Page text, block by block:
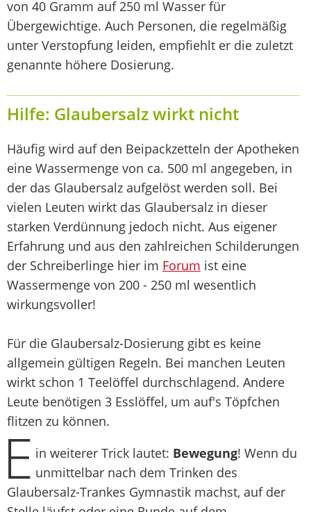
von 40 Gramm auf 250 ml Wasser für
Übergewichtige. Auch Personen, die regelmäßig
unter Verstopfung leiden, empfiehlt er die zuletzt
genannte höhere Dosierung.
Hilfe: Glaubersalz wirkt nicht
Häufig wird auf den Beipackzetteln der Apotheken
eine Wassermenge von ca. 500 ml angegeben, in
der das Glaubersalz aufgelöst werden soll. Bei
vielen Leuten wirkt das Glaubersalz in dieser
starken Verdünnung jedoch nicht. Aus eigener
Erfahrung und aus den zahlreichen Schilderungen
der Schreiberlinge hier im Forum ist eine
Wassermenge von 200 - 250 ml wesentlich
wirkungsvoller!
Für die Glaubersalz-Dosierung gibt es keine
allgemein gültigen Regeln. Bei manchen Leuten
wirkt schon 1 Teelöffel durchschlagend. Andere
Leute benötigen 3 Esslöffel, um auf's Töpfchen
flitzen zu können.
E in weiterer Trick lautet: Bewegung! Wenn du
unmittelbar nach dem Trinken des
Glaubersalz-Trankes Gymnastik machst, auf der